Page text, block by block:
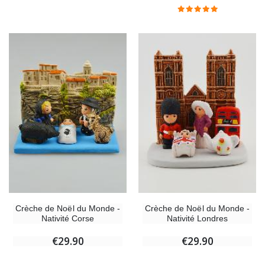
Crèche de Noël du Monde -
Nativité Corse
€29.90
Crèche de Noël du Monde -
Nativité Londres
€29.90